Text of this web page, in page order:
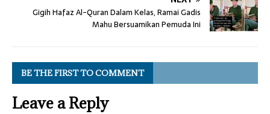
Gigih Hafaz Al-Quran Dalam Kelas, Ramai Gadis
Mahu Bersuamikan Pemuda Ini
BE THE FIRST TO COMMENT
Leave a Reply